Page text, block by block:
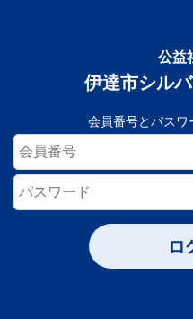
公益
伊達市シル
会員番号とパスワ